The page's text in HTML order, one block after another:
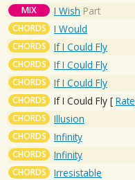
MIX I Wish Part
CHORDS I Would
CHORDS If I Could Fly
CHORDS If I Could Fly
CHORDS If I Could Fly
CHORDS If I Could Fly [ Rate
CHORDS Illusion
CHORDS Infinity
CHORDS Infinity
CHORDS Irresistable